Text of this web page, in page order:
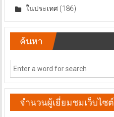
ในประเทศ(186)
ค้นหา
จำนวนผู้เยี่ยมชมเว็บไซต์